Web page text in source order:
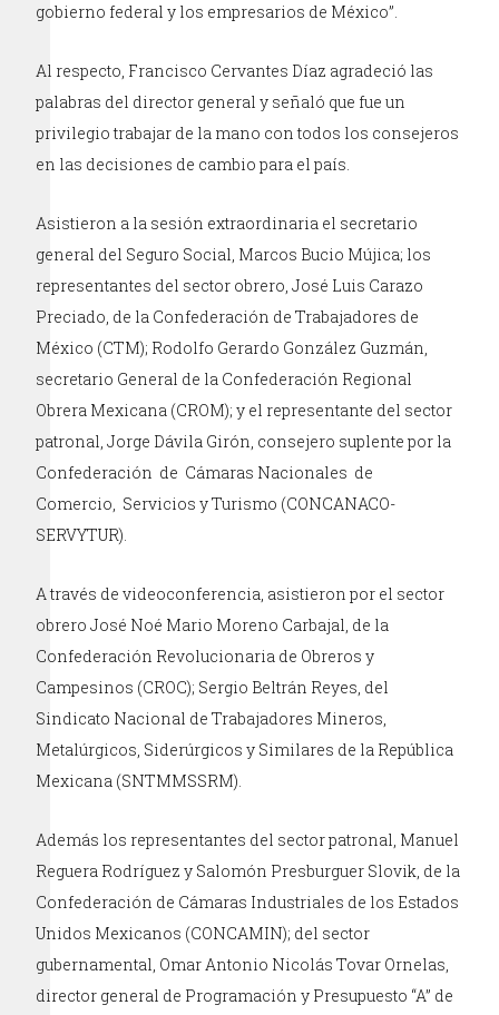
gobierno federal y los empresarios de México”.
Al respecto, Francisco Cervantes Díaz agradeció las
palabras del director general y señaló que fue un
privilegio trabajar de la mano con todos los consejeros
en las decisiones de cambio para el país.
Asistieron a la sesión extraordinaria el secretario
general del Seguro Social, Marcos Bucio Mújica; los
representantes del sector obrero, José Luis Carazo
Preciado, de la Confederación de Trabajadores de
México (CTM); Rodolfo Gerardo González Guzmán,
secretario General de la Confederación Regional
Obrera Mexicana (CROM); y el representante del sector
patronal, Jorge Dávila Girón, consejero suplente por la
Confederación de Cámaras Nacionales de
Comercio, Servicios y Turismo (CONCANACO-
SERVYTUR).
A través de videoconferencia, asistieron por el sector
obrero José Noé Mario Moreno Carbajal, de la
Confederación Revolucionaria de Obreros y
Campesinos (CROC); Sergio Beltrán Reyes, del
Sindicato Nacional de Trabajadores Mineros,
Metalúrgicos, Siderúrgicos y Similares de la República
Mexicana (SNTMMSSRM).
Además los representantes del sector patronal, Manuel
Reguera Rodríguez y Salomón Presburguer Slovik, de la
Confederación de Cámaras Industriales de los Estados
Unidos Mexicanos (CONCAMIN); del sector
gubernamental, Omar Antonio Nicolás Tovar Ornelas,
director general de Programación y Presupuesto “A” de